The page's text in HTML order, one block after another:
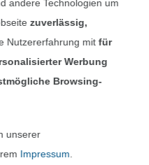
(aktuell
andere Technologien um
zuverlässig,
Nutzererfahrung mitfür
Werbung
Browsing-
unserer
Impressum